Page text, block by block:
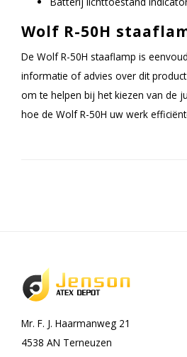
Wolf R-50H
De Wolf R-50H staaflamp is
informatie of advies over dit
om te helpen bij het kiezen van de
hoe de Wolf R-50H uw werk
Mr. F. J. Haarmanweg 21
4538 AN Terneuzen